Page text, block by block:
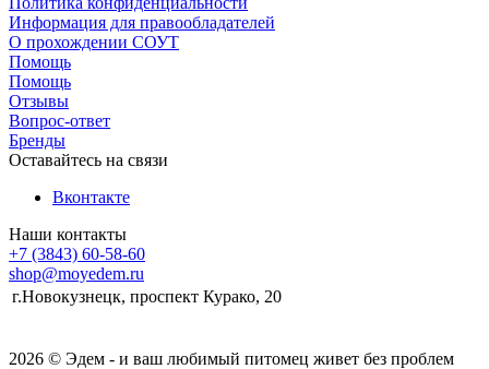
Информация для правообладателей
О прохождении СОУТ
Помощь
Помощь
Отзывы
Вопрос-ответ
Бренды
Оставайтесь на связи
Вконтакте
Наши контакты
+7 (3843) 60-58-60
shop@moyedem.ru
г.Новокузнецк, проспект Курако, 20
2026 © Эдем - и ваш любимый питомец живет без проблем